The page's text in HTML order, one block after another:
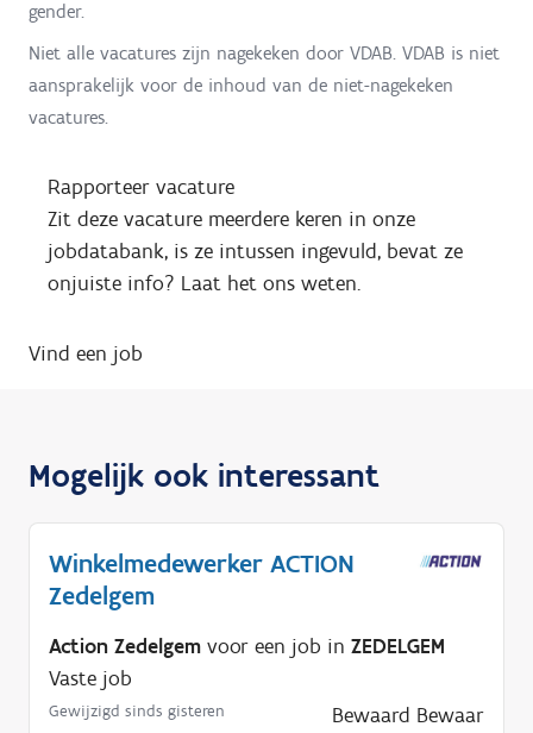
gender.
Niet alle vacatures zijn nagekeken door VDAB. VDAB is niet
aansprakelijk voor de inhoud van de niet-nagekeken
vacatures.
Rapporteer vacature
Zit deze vacature meerdere keren in onze
jobdatabank, is ze intussen ingevuld, bevat ze
onjuiste info? Laat het ons weten.
Vind een job
Mogelijk ook interessant
Winkelmedewerker ACTION
Zedelgem
Action Zedelgem voor een job in ZEDELGEM
Vaste job
Gewijzigd sinds gisteren Bewaard Bewaar